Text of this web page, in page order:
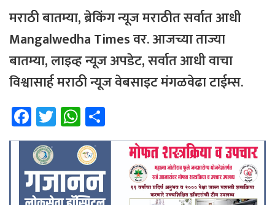
मराठी बातम्या, ब्रेकिंग न्यूज मराठीत सर्वात आधी
Mangalwedha Times वर. आजच्या ताज्या
बातम्या, लाइव्ह न्यूज अपडेट, सर्वात आधी वाचा
विश्वासार्ह मराठी न्यूज वेबसाइट मंगळवेढा टाईम्स.
Fa
ce
b
o
ok
T
wi
er
W
h
at
sA
p
ar